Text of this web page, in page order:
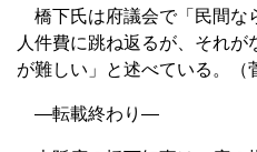
橋下氏は府議会で「民間な
人件費に跳ね返るが、それ
が難しい」と述べている。（
—転載終わり—